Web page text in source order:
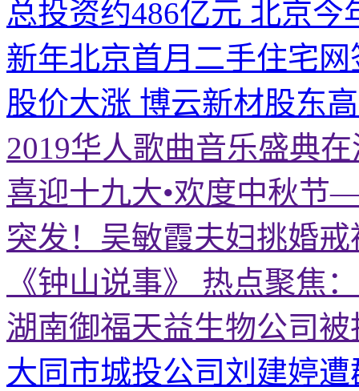
总投资约486亿元 北京今
新年北京首月二手住宅
股价大涨 博云新材股东
2019华人歌曲音乐盛典
喜迎十九大•欢度中秋节
突发！吴敏霞夫妇挑婚
《钟山说事》 热点聚焦
湖南御福天益生物公司
大同市城投公司刘建婷